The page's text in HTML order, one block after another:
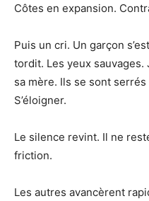
Côtes en expansion.
Puis un cri. Un garçon
tordit. Les yeux
sa mère. Ils se sont serrés
S’éloigner.
Le silence revint. Il ne
friction.
Les autres avancèrent